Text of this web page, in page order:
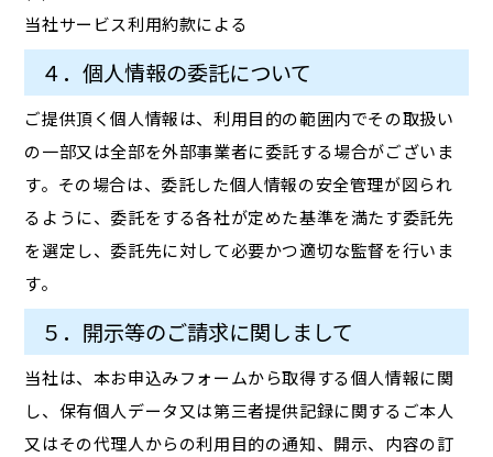
当社サービス利用約款による
４．個人情報の委託について
ご提供頂く個人情報は、利用目的の範囲内でその取扱い
の一部又は全部を外部事業者に委託する場合がございま
す。その場合は、委託した個人情報の安全管理が図られ
るように、委託をする各社が定めた基準を満たす委託先
を選定し、委託先に対して必要かつ適切な監督を行いま
す。
５．開示等のご請求に関しまして
当社は、本お申込みフォームから取得する個人情報に関
し、保有個人データ又は第三者提供記録に関するご本人
又はその代理人からの利用目的の通知、開示、内容の訂